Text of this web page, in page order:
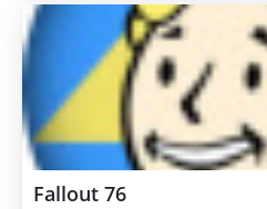
Fallout 76